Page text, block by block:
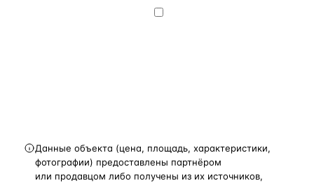
Данные объекта (цена, площадь, характеристики,
фотографии) предоставлены партнёром
или продавцом либо получены из их источников,